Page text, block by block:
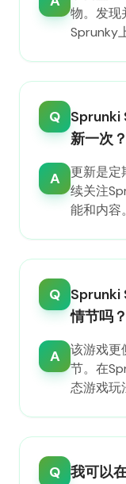
物。发现
Sprunky
Q Sprunki
新一次？
A
更新是定
续关注
能和内容。
Q Sprunki
情节吗？
A
该游戏更
节。在
态游戏玩
Q 我可以